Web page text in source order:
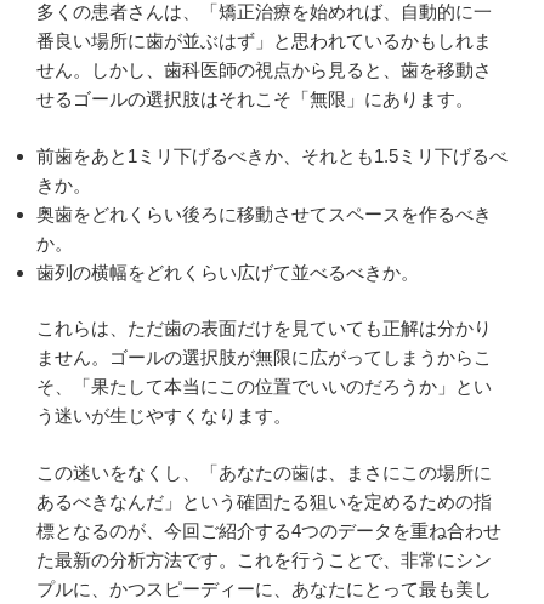
多くの患者さんは、「矯正治療を始めれば、自動的に一
番良い場所に歯が並ぶはず」と思われているかもしれま
せん。しかし、歯科医師の視点から見ると、歯を移動さ
せるゴールの選択肢はそれこそ「無限」にあります。
前歯をあと1ミリ下げるべきか、それとも1.5ミリ下げるべ
きか。
奥歯をどれくらい後ろに移動させてスペースを作るべき
か。
歯列の横幅をどれくらい広げて並べるべきか。
これらは、ただ歯の表面だけを見ていても正解は分かり
ません。ゴールの選択肢が無限に広がってしまうからこ
そ、「果たして本当にこの位置でいいのだろうか」とい
う迷いが生じやすくなります。
この迷いをなくし、「あなたの歯は、まさにこの場所に
あるべきなんだ」という確固たる狙いを定めるための指
標となるのが、今回ご紹介する4つのデータを重ね合わせ
た最新の分析方法です。これを行うことで、非常にシン
プルに、かつスピーディーに、あなたにとって最も美し